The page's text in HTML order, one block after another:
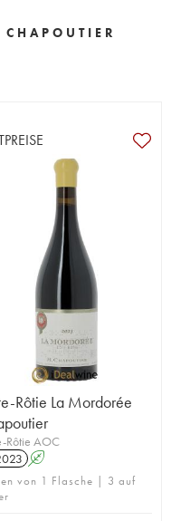
Rôtie La Mordorée
Rôtie AOC
A
von 1 Flasche | 3 auf